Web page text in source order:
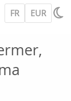
FR EUR